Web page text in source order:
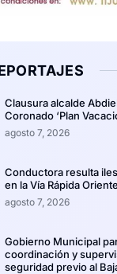
Clausura alcalde
Coronado ‘Plan
agosto 7, 2026
Conductora resulta
en la Vía Rápida Oriente
agosto 7, 2026
Gobierno Municipal
coordinación y
seguridad previo al